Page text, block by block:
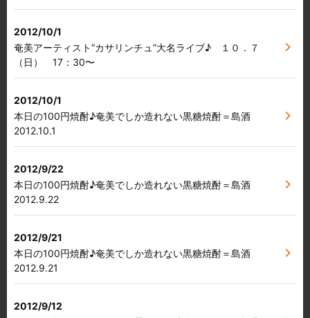
2012/10/1
奄美アーティスト“カサリンチュ”大名ライブ♪ １０．７
（日） 17：30〜
chevron_right
2012/10/1
本日の100円焼酎♪奄美でしか造れない黒糖焼酎＝島酒
2012.10.1
chevron_right
2012/9/22
本日の100円焼酎♪奄美でしか造れない黒糖焼酎＝島酒
2012.9.22
chevron_right
2012/9/21
本日の100円焼酎♪奄美でしか造れない黒糖焼酎＝島酒
2012.9.21
chevron_right
2012/9/12